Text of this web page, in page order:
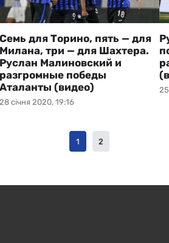
28 січня 2020, 19:16
Семь для Торино, пять — для
Милана, три — для Шахтера.
Руслан Малиновский и
разгромные победы
Аталанты (видео)
1 2